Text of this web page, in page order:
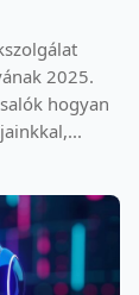
2025.
hogyan